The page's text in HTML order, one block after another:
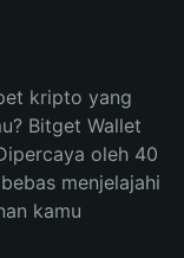
kripto yang
Bitget Wallet
oleh 40
menjelajahi
kamu